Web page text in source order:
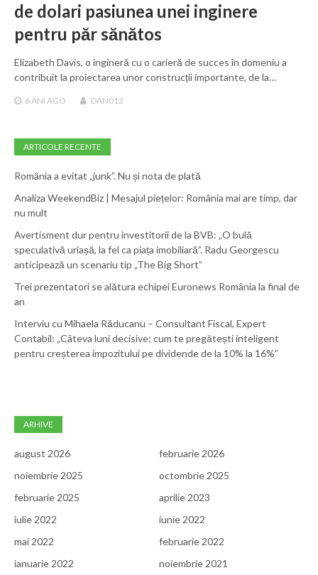
de dolari pasiunea unei inginere
pentru păr sănătos
Elizabeth Davis, o ingineră cu o carieră de succes în domeniu a
contribuit la proiectarea unor construcții importante, de la…
6 ANI AGO DAN012
ARTICOLE RECENTE
România a evitat „junk”. Nu și nota de plată
Analiza WeekendBiz | Mesajul piețelor: România mai are timp, dar
nu mult
Avertisment dur pentru investitorii de la BVB: „O bulă
speculativă uriașă, la fel ca piața imobiliară”. Radu Georgescu
anticipează un scenariu tip „The Big Short”
Trei prezentatori se alătura echipei Euronews România la final de
an
Interviu cu Mihaela Răducanu – Consultant Fiscal, Expert
Contabil: „Câteva luni decisive: cum te pregătești inteligent
pentru creșterea impozitului pe dividende de la 10% la 16%”
ARHIVE
august 2026
februarie 2026
noiembrie 2025
octombrie 2025
februarie 2025
aprilie 2023
iulie 2022
iunie 2022
mai 2022
februarie 2022
ianuarie 2022
noiembrie 2021